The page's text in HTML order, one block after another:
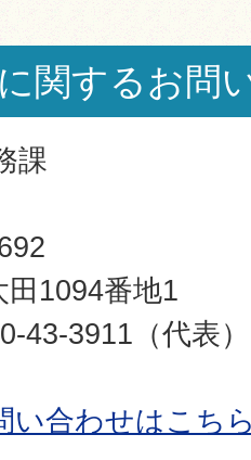
関するお問
課
1094番地1
43-3911（代表
い合わせはこち